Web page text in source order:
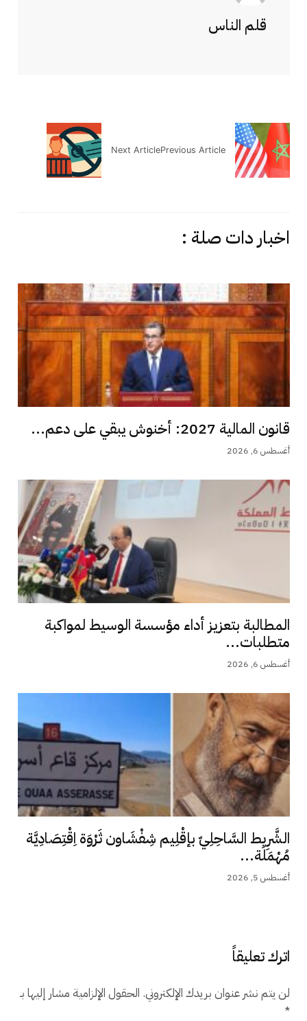
قلم الناس
Previous Article
Next Article
اخبار دات صلة :
قانون المالية 2027: أخنوش يبقي على دعم...
أغسطس 6, 2026
المطالبة بتعزيز أداء مؤسسة الوسيط لمواكبة
متطلبات...
أغسطس 6, 2026
الشَّرِيط السَّاحِلِيّ بإقْلِيم شِفْشَاون ثَرْوَة اِقْتِصَادِيَّة
مُهْمَلَة...
أغسطس 5, 2026
اترك تعليقاً
لن يتم نشر عنوان بريدك الإلكتروني. الحقول الإلزامية مشار إليها بـ
*